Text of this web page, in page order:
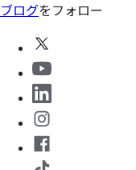
ブログをフォロー